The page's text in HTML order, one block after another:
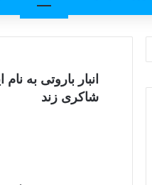
انبار باروتی به
شاکری زند